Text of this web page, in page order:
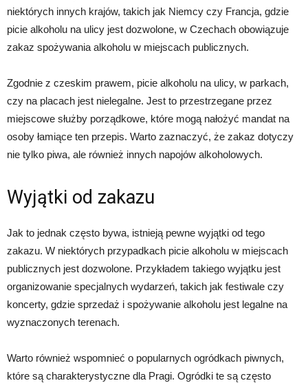
niektórych innych krajów, takich jak Niemcy czy Francja, gdzie
picie alkoholu na ulicy jest dozwolone, w Czechach obowiązuje
zakaz spożywania alkoholu w miejscach publicznych.
Zgodnie z czeskim prawem, picie alkoholu na ulicy, w parkach,
czy na placach jest nielegalne. Jest to przestrzegane przez
miejscowe służby porządkowe, które mogą nałożyć mandat na
osoby łamiące ten przepis. Warto zaznaczyć, że zakaz dotyczy
nie tylko piwa, ale również innych napojów alkoholowych.
Wyjątki od zakazu
Jak to jednak często bywa, istnieją pewne wyjątki od tego
zakazu. W niektórych przypadkach picie alkoholu w miejscach
publicznych jest dozwolone. Przykładem takiego wyjątku jest
organizowanie specjalnych wydarzeń, takich jak festiwale czy
koncerty, gdzie sprzedaż i spożywanie alkoholu jest legalne na
wyznaczonych terenach.
Warto również wspomnieć o popularnych ogródkach piwnych,
które są charakterystyczne dla Pragi. Ogródki te są często